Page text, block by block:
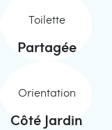
Toilette
Partagée
Orientation
Côté Jardin